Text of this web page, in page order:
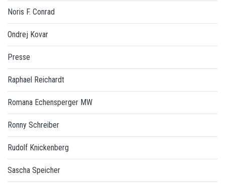
Noris F. Conrad
Ondrej Kovar
Presse
Raphael Reichardt
Romana Echensperger MW
Ronny Schreiber
Rudolf Knickenberg
Sascha Speicher